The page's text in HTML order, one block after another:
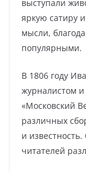
выступали
яркую сатиру
мысли,
популярными.
В 1806 году
журналистом
«Московский
различных
и
читателей